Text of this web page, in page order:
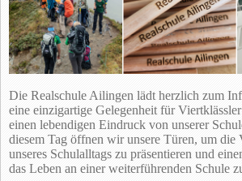
Die Realschule Ailingen lädt herzlich zum
eine einzigartige Gelegenheit für
einen lebendigen Eindruck von unserer
diesem Tag öffnen wir unsere Türen, um
unseres Schulalltags zu präsentieren und
das Leben an einer weiterführenden Schule